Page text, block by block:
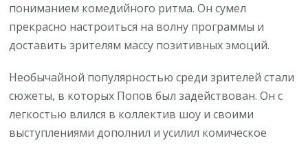
пониманием комедийного ритма. Он сумел
прекрасно настроиться на волну программы и
доставить зрителям массу позитивных эмоций.
Необычайной популярностью среди зрителей стали
сюжеты, в которых Попов был задействован. Он с
легкостью влился в коллектив шоу и своими
выступлениями дополнил и усилил комическое